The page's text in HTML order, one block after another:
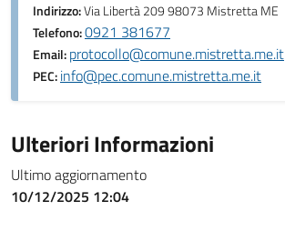
Indirizzo:Via Libertà 209 98073 Mistretta ME
Telefono:0921 381677
Email:protocollo@comune.mistretta.me.it
PEC:info@pec.comune.mistretta.me.it
Ulteriori Informazioni
Ultimo aggiornamento
10/12/2025 12:04